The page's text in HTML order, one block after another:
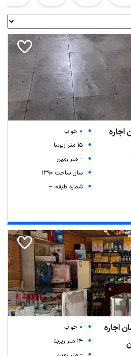
0 خواب
15 متر زیربنا
-- متر زمین
سال ساخت 1390
شماره طبقه: --
0 خواب
14 متر زیربنا